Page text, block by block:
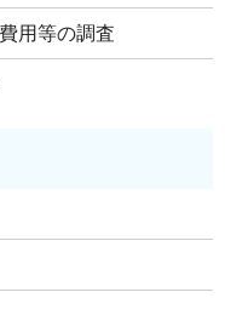
用等の調査